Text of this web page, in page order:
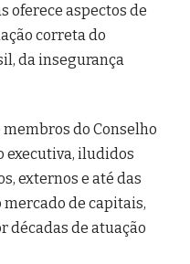
oferece aspectos de
correta do
da insegurança
do Conselho
executiva, iludidos
externos e até das
de capitais,
décadas de atuação